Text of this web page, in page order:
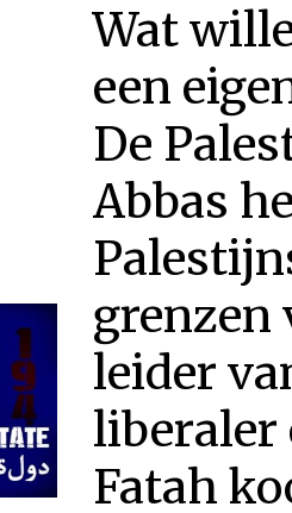
Wat
een
De
Abbas
grenzen
leider
liberaler
Fatah